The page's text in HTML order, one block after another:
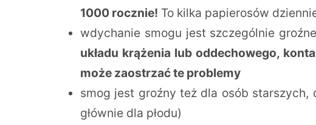
1000 rocznie! To kilka papierosów
wdychanie smogu jest szczególnie
układu krążenia lub oddechowego,
może zaostrzać te problemy
smog jest groźny też dla osób
głównie dla płodu)